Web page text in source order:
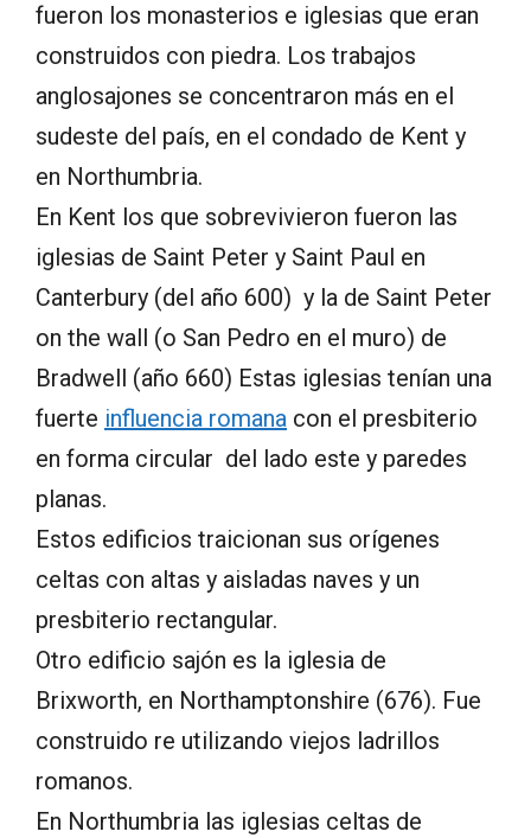
fueron los monasterios e iglesias que eran
construidos con piedra. Los trabajos
anglosajones se concentraron más en el
sudeste del país, en el condado de Kent y
en Northumbria.
En Kent los que sobrevivieron fueron las
iglesias de Saint Peter y Saint Paul en
Canterbury (del año 600) y la de Saint Peter
on the wall (o San Pedro en el muro) de
Bradwell (año 660) Estas iglesias tenían una
fuerte influencia romana con el presbiterio
en forma circular del lado este y paredes
planas.
Estos edificios traicionan sus orígenes
celtas con altas y aisladas naves y un
presbiterio rectangular.
Otro edificio sajón es la iglesia de
Brixworth, en Northamptonshire (676). Fue
construido re utilizando viejos ladrillos
romanos.
En Northumbria las iglesias celtas de